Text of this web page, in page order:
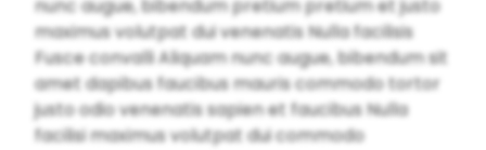
nunc augue, bibendum pretium pretium et justo
maximus volutpat dui venenatis Nulla facilisis
Fusce convalli Aliquam nunc augue, bibendum sit
amet dapibus faucibus mauris commodo tortor
justo odio venenatis sapien et faucibus Nulla
facilisi maximus volutpat dui commodo